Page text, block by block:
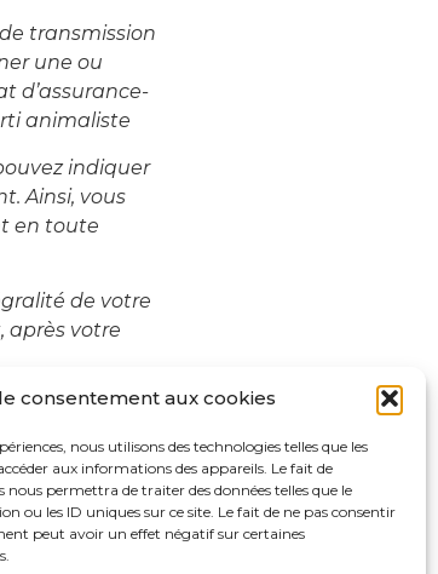
consentement aux cookies
nous utilisons des technologies telles que les
aux informations des appareils. Le fait de
nous permettra de traiter des données telles que le
ou les ID uniques sur ce site. Le fait de ne pas consentir
peut avoir un effet négatif sur certaines
transmission
une ou
d’assurance-
animaliste
indiquer
Ainsi, vous
en toute
de votre
après votre
aucun montant
:
de son
animaliste ne